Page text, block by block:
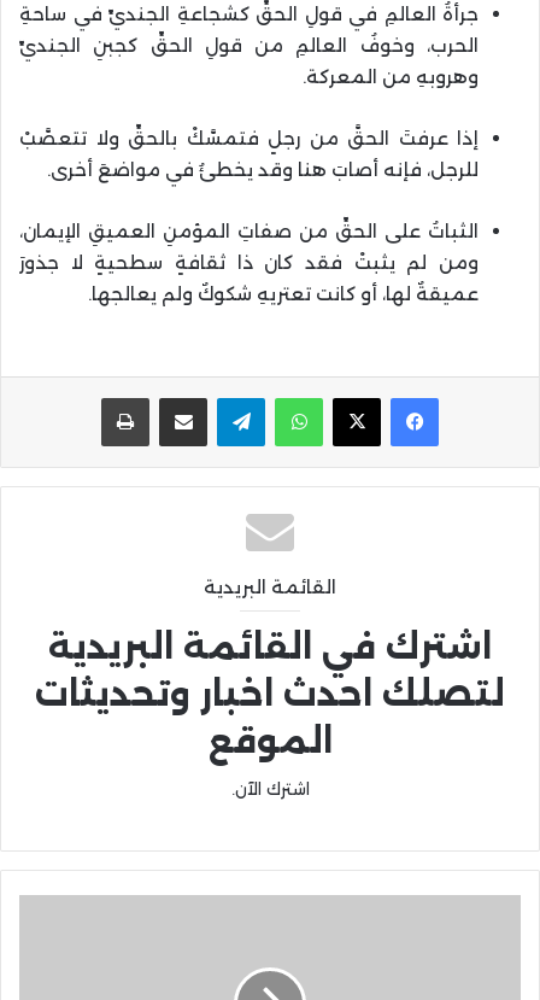
جرأةُ العالمِ في قولِ الحقِّ كشجاعةِ الجنديِّ في ساحةِ
الحرب، وخوفُ العالمِ من قولِ الحقِّ كجبنِ الجنديِّ
وهروبهِ من المعركة.
إذا عرفتَ الحقَّ من رجلٍ فتمسَّكْ بالحقِّ ولا تتعصَّبْ
للرجل، فإنه أصابَ هنا وقد يخطئُ في مواضعَ أخرى.
الثباتُ على الحقِّ من صفاتِ المؤمنِ العميقِ الإيمان،
ومن لم يثبتْ فقد كان ذا ثقافةٍ سطحيةٍ لا جذورَ
عميقةٌ لها، أو كانت تعتريهِ شكوكٌ ولم يعالجها.
واتساب تيلقرام مشاركة عبر البريد
القائمة البريدية
اشترك في القائمة البريدية
لتصلك احدث اخبار وتحديثات
الموقع
اشترك الآن.